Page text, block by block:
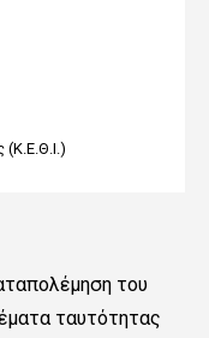
(Κ.Ε.Θ.Ι.)
του
ταυτότητας